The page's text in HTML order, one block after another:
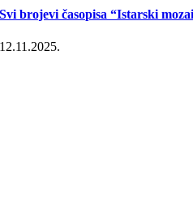
Svi brojevi časopisa “Istarski
12.11.2025.